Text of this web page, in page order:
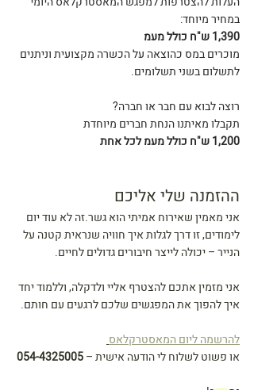
במחיר מיוחד:
1,390 ש"ח כולל מעמ
מוכרים במס כהוצאה על הכשרה מקצועית וניתנים
לתשלום בשני תשלומים.
רוצה לבוא עם חבר או חברה?
תקבלו מאיתנו הנחת חברים מיוחדת
1,200 ש"ח כולל מעמ לכל אחת
ההזמנה שלי אליכם
אני מאמין שאירוח אמיתי הוא גשר.זה לא עוד יום
לימודים, זו דרך לגלות איך חוויה שנראית קטנה על
הנייר – יכולה לייצר חיבורים גדולים לחיים.
אני מזמין אתכם להצטרף אליי ולדקלה, וללמוד יחד
איך להפוך את המפגשים שלכם לרגעים עם חותם.
להרשמה ליום המאסטרקלאס
או פשוט לשלוח לי הודעה אישית – 054-4325005